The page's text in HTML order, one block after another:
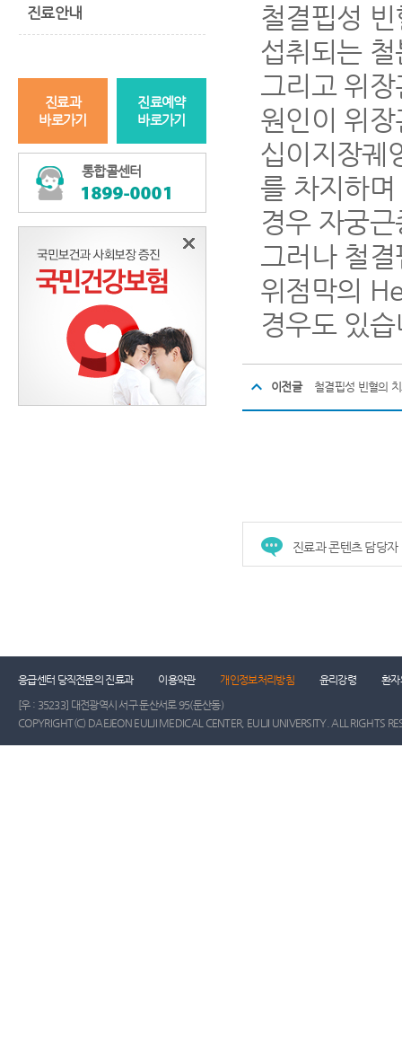
진료안내
진료과
바로가기
진료예약
바로가기
통합콜센터
철결핍성
섭취되는
그리고 위
원인이 위
십이지장궤
를 차지하
경우 자궁
그러나 철
위점막의
경우도 있
이전글 철결핍성 빈혈의
진료과 콘텐츠 담당자
응급센터 당직전문의 진료과 이용약관 개인정보처리방침 윤리강령
환자
[우 : 35233] 대전광역시 서구 둔산서로 95(둔산동)
COPYRIGHT(C) DAEJEON EULJI MEDICAL CENTER, EULJI UNIVERSITY. ALL RIGHTS